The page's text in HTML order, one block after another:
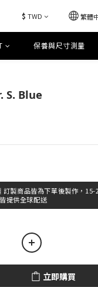
$ TWD 繁體
保養與尺寸測量
S. Blue
製商品皆為下單後製作，15-
提供全球配送
立即購買